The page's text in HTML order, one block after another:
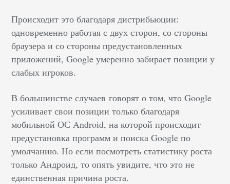
Происходит это благодаря дистрибьюции:
одновременно работая с двух сторон, со стороны
браузера и со стороны предустановленных
приложений, Google умеренно забирает позиции у
слабых игроков.
В большинстве случаев говорят о том, что Google
усиливает свои позиции только благодаря
мобильной ОС Android, на которой происходит
предустановка программ и поиска Google по
умолчанию. Но если посмотреть статистику роста
только Андроид, то опять увидите, что это не
единственная причина роста.